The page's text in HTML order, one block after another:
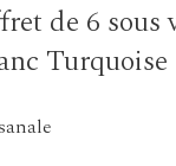
de 6 sous
Turquoise